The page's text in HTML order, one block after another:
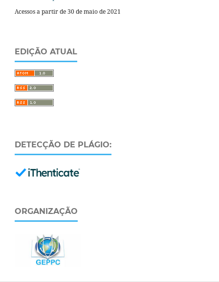
Acessos a partir de 30 de maio de 2021
EDIÇÃO ATUAL
DETECÇÃO DE PLÁGIO:
ORGANIZAÇÃO